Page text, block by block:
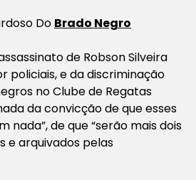
Do Brado Negro
de Robson Silveira
policiais, e da discriminação
no Clube de Regatas
da convicção de que esses
nada”, de que “serão mais dois
e arquivados pelas